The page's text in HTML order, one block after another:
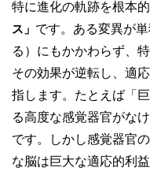
特に進化の軌跡を根本
ス」 です。ある変異が
る）にもかかわらず、
その効果が逆転し、適
指します。たとえば「
る高度な感覚器官がな
です。しかし感覚器官
な脳は巨大な適応的利